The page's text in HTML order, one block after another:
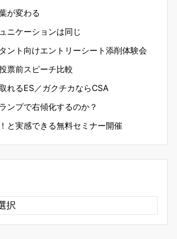
が変わる
ニケーションは同じ
ント向けエントリーシート添削体験会
票前スピーチ比較
れるES／ガクチカならCSA
ンプで右傾化するのか？
と実感できる無料セミナー開催